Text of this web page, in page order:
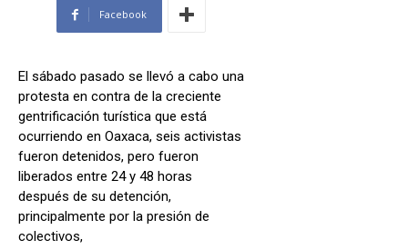
Facebook
El sábado pasado se llevó a cabo una
protesta en contra de la creciente
gentrificación turística que está
ocurriendo en Oaxaca, seis activistas
fueron detenidos, pero fueron
liberados entre 24 y 48 horas
después de su detención,
principalmente por la presión de
colectivos,